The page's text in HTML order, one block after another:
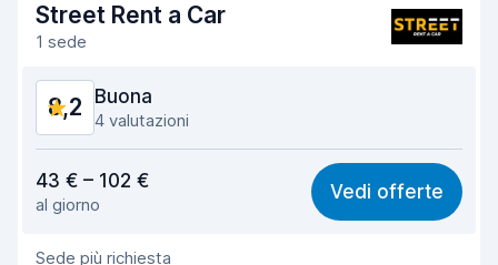
Pulizia del veicolo 8,2
Condizioni dell'auto
Street Rent a Car
1 sede
8,2 Buona
4 valutazioni
7,7
Facile da trovare 8,3
43 € – 102 €
al giorno
Vedi offerte
Sede più richiesta